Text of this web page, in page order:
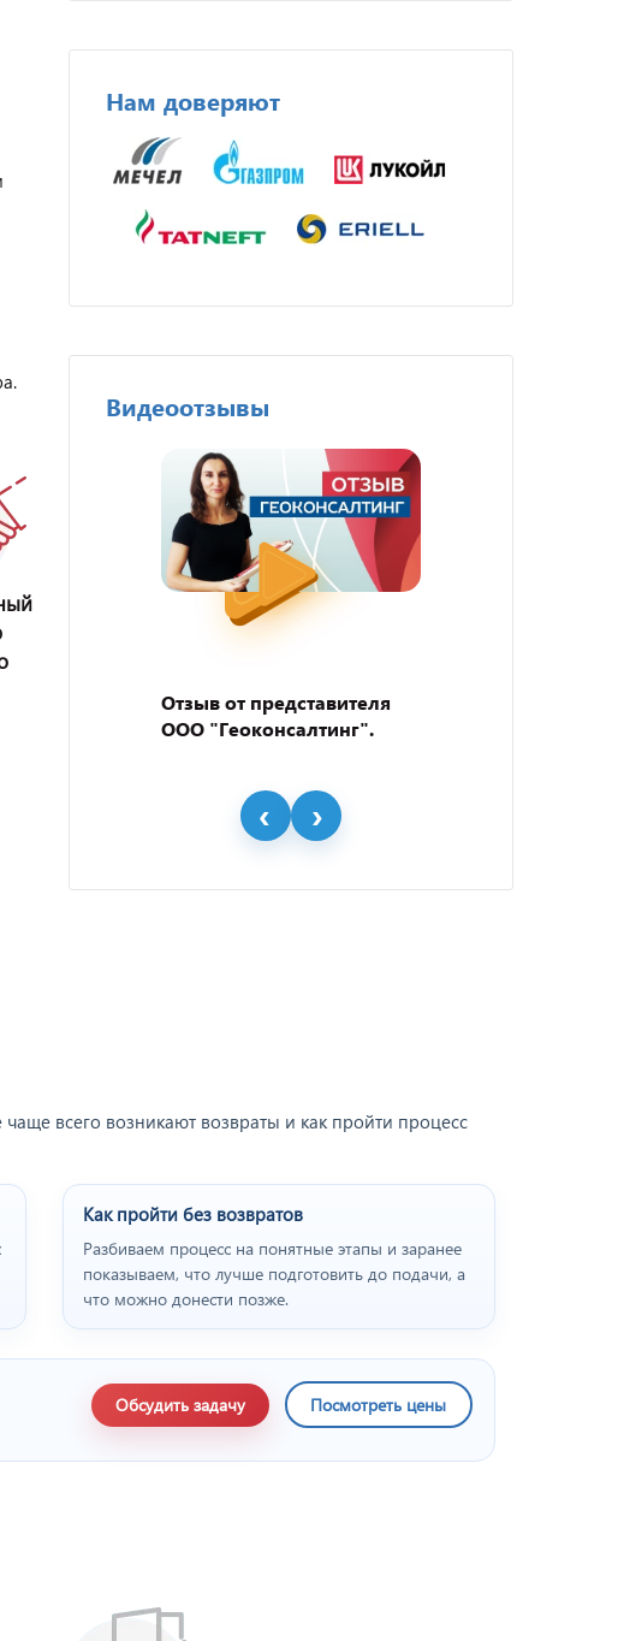
Нам доверяют
Видеоотзывы
Отзыв от представителя
ООО "Геоконсалтинг".
всего возникают возвраты и как пройти процесс
Как пройти без возвратов
Разбиваем процесс на понятные этапы и заранее
показываем, что лучше подготовить до подачи, а
что можно донести позже.
Обсудить задачу Посмотреть цены